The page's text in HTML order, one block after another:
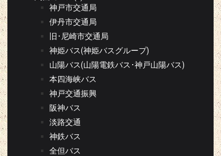
神戸市交通局
伊丹市交通局
旧･尼崎市交通局
神姫バス(神姫バスグループ)
山陽バス(山陽電鉄バス･神戸山陽バス)
本四海峡バス
神戸交通振興
阪神バス
淡路交通
神鉄バス
全但バス